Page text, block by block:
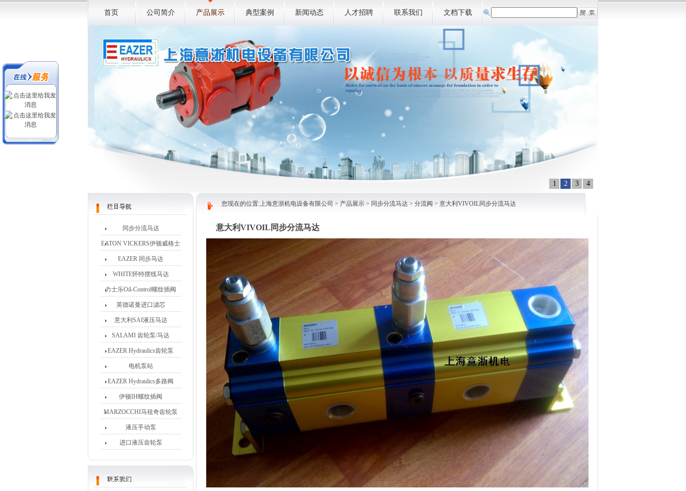
首页 公司简介 产品展示 典型案例 新闻动态 人才招聘 联系我们 文档下载
1 2 3 4
同步分流马达
EATON VICKERS伊顿威格士
EAZER 同步马达
WHITE怀特摆线马达
力士乐Oil-Control螺纹插阀
英德诺曼进口滤芯
意大利SAI液压马达
SALAMI 齿轮泵/马达
EAZER Hydraulics齿轮泵
电机泵站
EAZER Hydraulics多路阀
伊顿IH螺纹插阀
MARZOCCHI马祖奇齿轮泵
液压手动泵
进口液压齿轮泵
您现在的位置:上海意浙机电设备有限公司 > 产品展示 > 同步分流马达 > 分流阀 > 意大利VIVOIL同步分流马达
意大利VIVOIL同步分流马达